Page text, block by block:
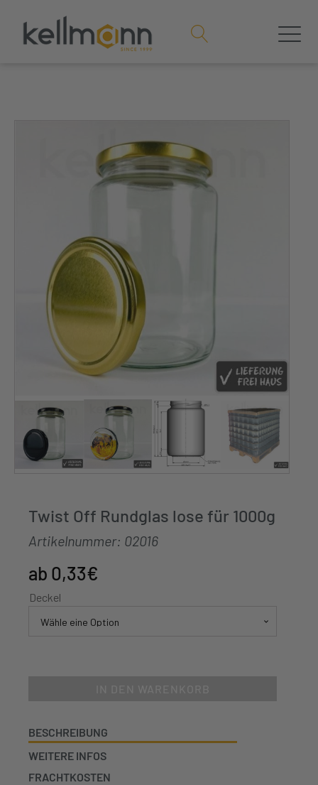
Twist Off Rundglas lose für 1000g
Artikelnummer: 02016
0,33€
Deckel
BESCHREIBUNG
WEITERE INFOS
FRACHTKOSTEN